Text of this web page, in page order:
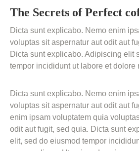
The Secrets of Perfect
Dicta sunt explicabo. Nemo enim
voluptas sit aspernatur aut odit aut
Dicta sunt explicabo. Adipiscing elit
tempor incididunt ut labore et dolore
Dicta sunt explicabo. Nemo enim
voluptas sit aspernatur aut odit aut
enim ipsam voluptatem quia
odit aut fugit, sed quia. Dicta sunt
elit, sed do eiusmod tempor